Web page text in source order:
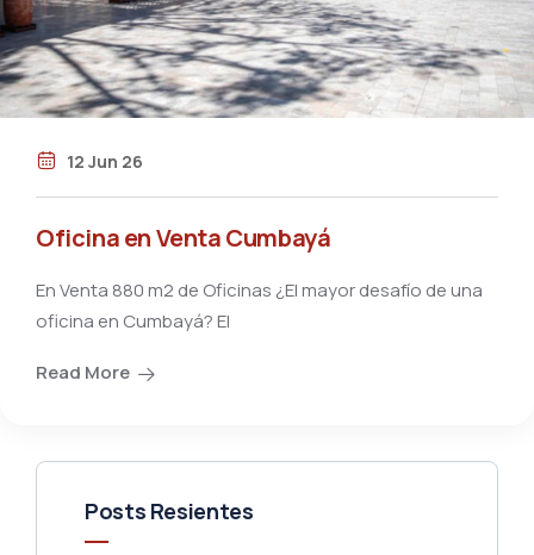
12 Jun 26
Oficina en Venta Cumbayá
En Venta 880 m2 de Oficinas ¿El mayor desafío de una
oficina en Cumbayá? El
Read More
Posts Resientes